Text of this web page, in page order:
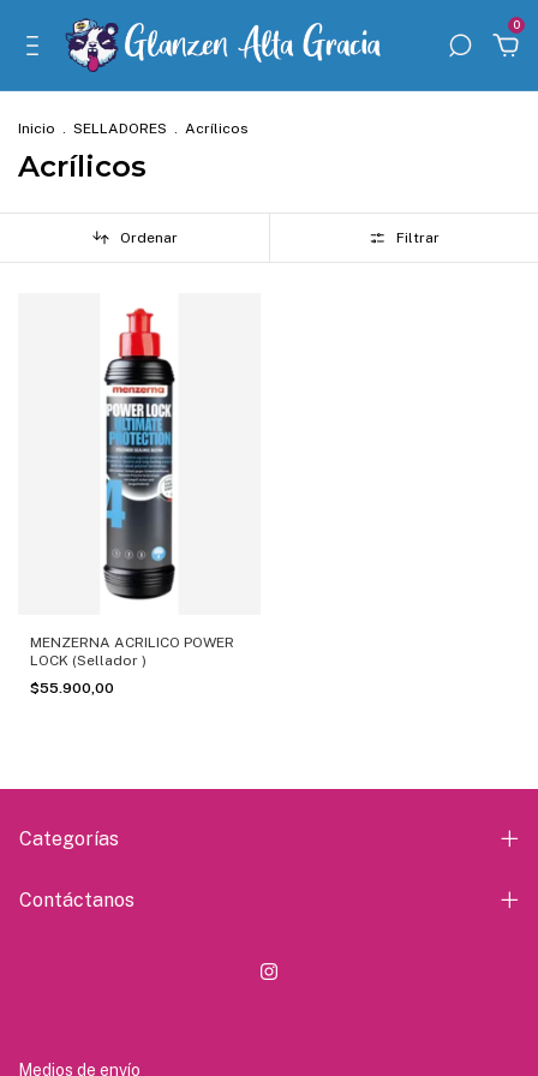
0
Inicio . SELLADORES . Acrílicos
Acrílicos
Ordenar Filtrar
MENZERNA ACRILICO POWER
LOCK (Sellador )
$55.900,00
Categorías
Contáctanos
Medios de envío